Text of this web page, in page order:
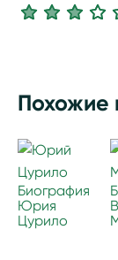
Похожие
Биография
Юрия
Цурило